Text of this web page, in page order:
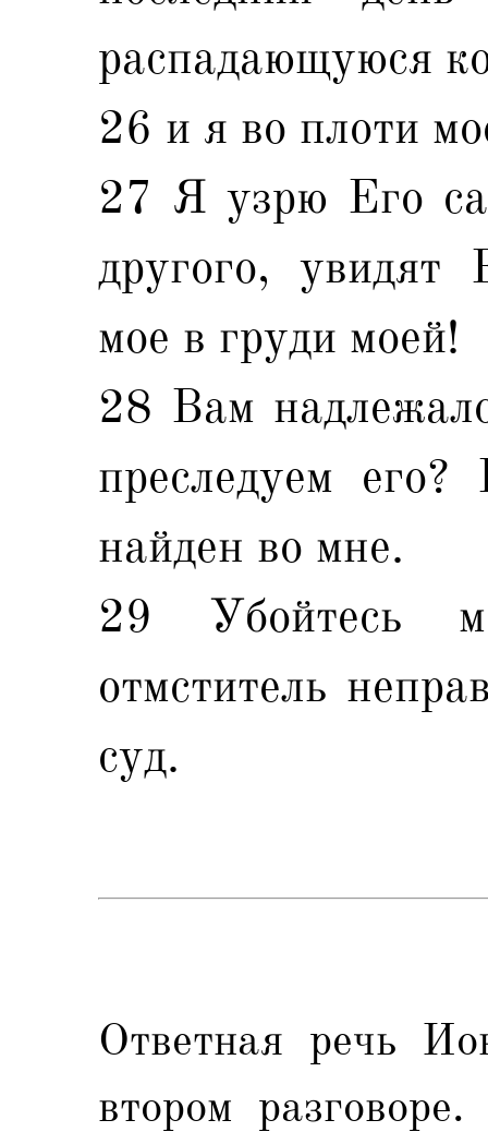
распадающуюся
26 и я во плоти
27 Я узрю Его
другого, увидят
мое в груди моей!
28 Вам
преследуем
найден во мне.
29 Убойтесь
отмститель
суд.
Ответная речь
втором